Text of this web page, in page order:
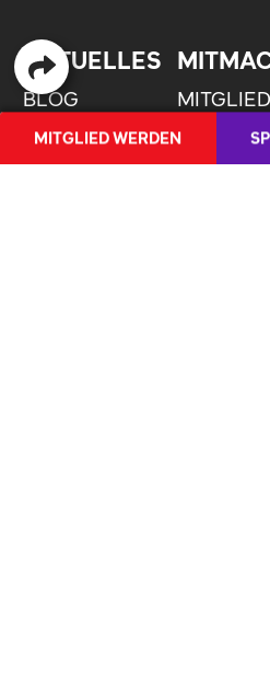
AKTUELLES
BLOG
PAROLEN
MITGLIED WERDEN